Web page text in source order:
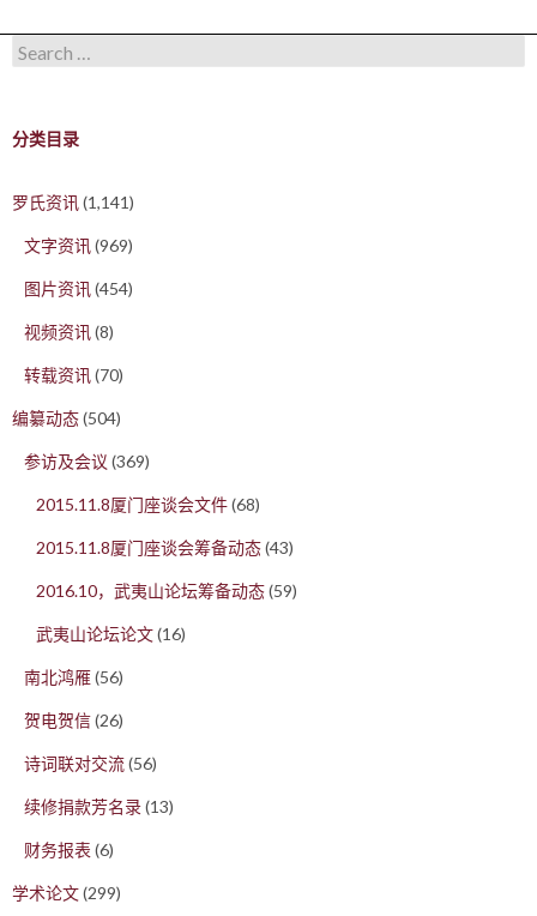
Search for:
分类目录
罗氏资讯(1,141)
文字资讯(969)
图片资讯(454)
视频资讯(8)
转载资讯(70)
编纂动态(504)
参访及会议 (369)
2015.11.8厦门座谈会文件(68)
2015.11.8厦门座谈会筹备动态(43)
2016.10，武夷山论坛筹备动态(59)
武夷山论坛论文(16)
南北鸿雁(56)
贺电贺信(26)
诗词联对交流(56)
续修捐款芳名录(13)
财务报表 (6)
学术论文(299)